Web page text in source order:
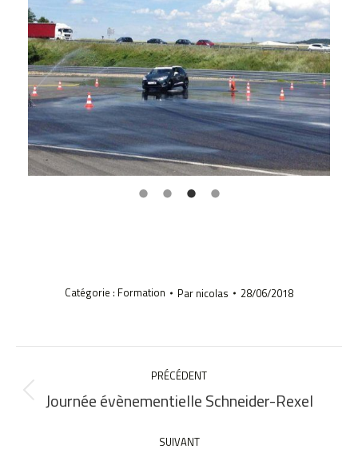
Catégorie : Formation Par nicolas 28/06/2018
NAVIGATION
ARTICLE PRÉCÉDENT
Article
:
Journée évènementielle Schneider-Rexel
SUIVANT